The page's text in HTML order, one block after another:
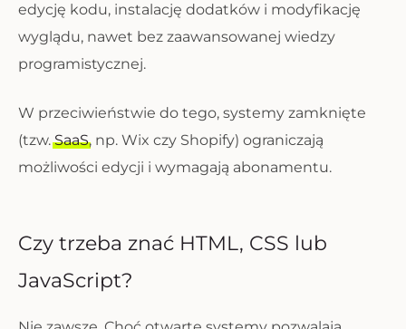
edycję kodu, instalację dodatków i modyfikację
wyglądu, nawet bez zaawansowanej wiedzy
programistycznej.
W przeciwieństwie do tego, systemy zamknięte
(tzw.SaaS, np. Wix czy Shopify) ograniczają
możliwości edycji i wymagają abonamentu.
Czy trzeba znać HTML, CSS lub
JavaScript?